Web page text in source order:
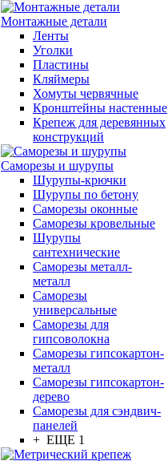
Монтажные детали
Ленты
Уголки
Пластины
Кляймеры
Хомуты червячные
Кронштейны настенные
Крепеж для деревянных
конструкций
Саморезы и шурупы
Шурупы-крючки
Шурупы по бетону
Саморезы оконные
Саморезы кровельные
Шурупы
сантехнические
Саморезы металл-
металл
Саморезы
универсальные
Саморезы для
гипсоволокна
Саморезы гипсокартон-
металл
Саморезы гипсокартон-
дерево
Саморезы для сэндвич-
панелей
+ ЕЩЕ 1